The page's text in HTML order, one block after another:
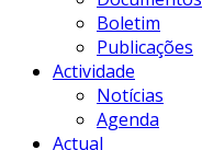
Boletim
Publicações
Actividade
Notícias
Agenda
Actual